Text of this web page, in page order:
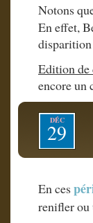
Notons
En effet,
Edition de
encore un
DÉC
29
En ces
renifler ou